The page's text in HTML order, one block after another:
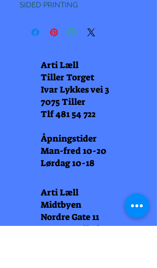
SIDED PRINTING
Arti Læll
Tiller Torget
Ivar Lykkes vei 3
7075 Tiller
Tlf481 54 722
Åpningstider
Man-fred 10-20
Lørdag 10-18
Arti Læll
Midtbyen
Nordre Gate 11
7011 Trondheim